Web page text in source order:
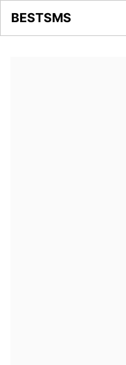
BESTSMS